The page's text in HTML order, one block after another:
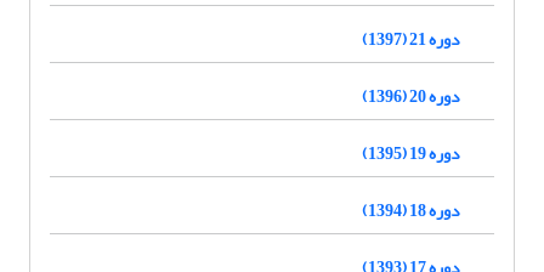
دوره 21 (1397)
دوره 20 (1396)
دوره 19 (1395)
دوره 18 (1394)